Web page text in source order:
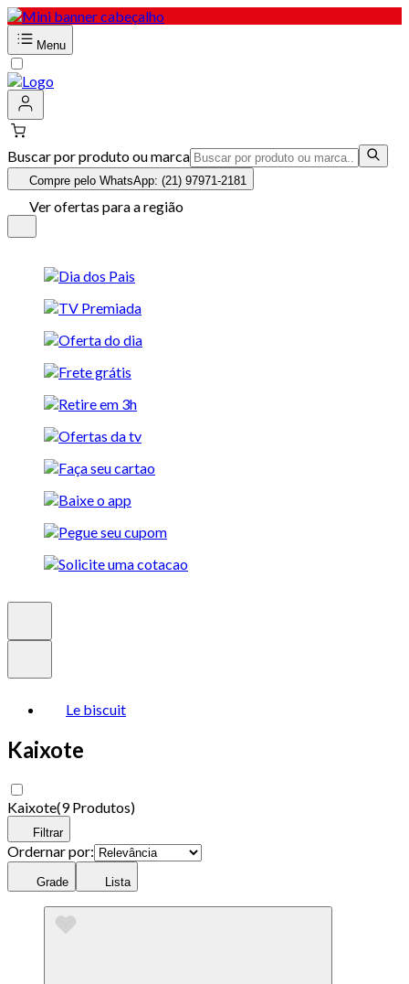
Menu
Buscar por produto ou marca
Compre pelo WhatsApp: (21) 97971-2181
Ver ofertas para a região
Le biscuit
Kaixote
Kaixote(9 Produtos)
Filtrar
Ordernar por:
Grade Lista